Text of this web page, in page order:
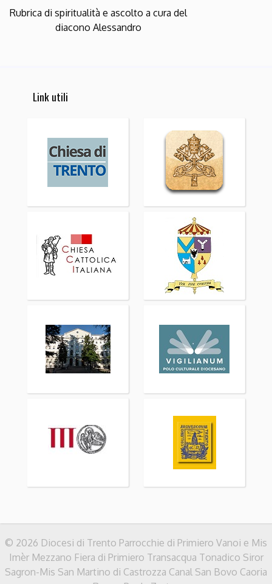
Rubrica di spiritualità e ascolto a cura del
diacono Alessandro
Link utili
© 2026 Diocesi di Trento Parrocchie di Primiero Vanoi e Mis
Imèr Mezzano Fiera di Primiero Transacqua Tonadico Siror
Sagron-Mis San Martino di Castrozza Canal San Bovo Caoria